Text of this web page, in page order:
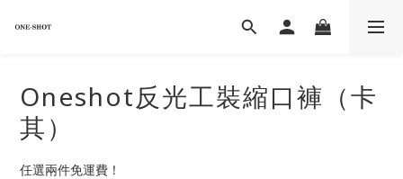
Oneshot反光工裝縮口褲（卡
其）
任選兩件免運費！